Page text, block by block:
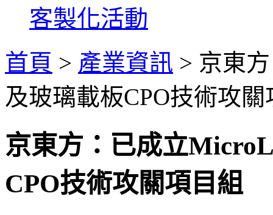
客製化活動
首頁 > 產業資訊 > 京東
及玻璃載板CPO技術攻關
京東方：已成立
CPO技術攻關項目組